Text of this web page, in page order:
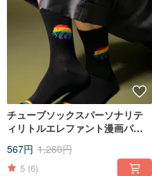
チューブソックスパーソナリテ
ィリトルエレファント漫画パタ
スタイルの男性と女性のカップ
ルのためのレインボーソックス
567円 1,260円
5 (6)